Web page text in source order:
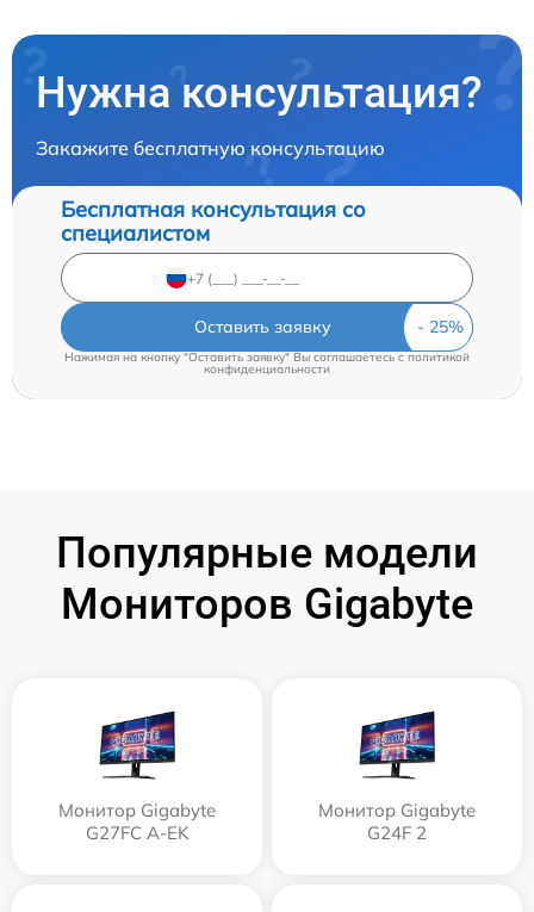
Нужна консультация?
Закажите бесплатную консультацию
Бесплатная консультация со
специалистом
Оставить заявку
Нажимая на кнопку "Оставить заявку" Вы соглашаетесь c политикой
конфиденциальности
Популярные модели
Мониторов Gigabyte
Монитор Gigabyte
G27FC A-EK
Монитор Gigabyte
G24F 2